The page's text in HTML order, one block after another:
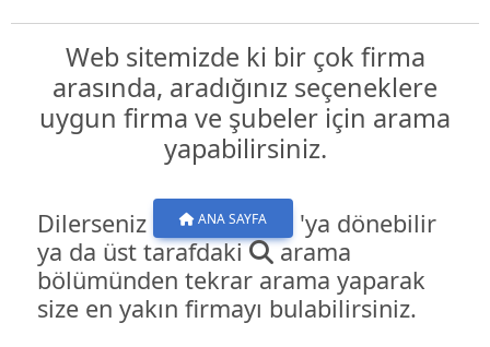
Web sitemizde ki bir çok firma
arasında, aradığınız seçeneklere
uygun firma ve şubeler için arama
yapabilirsiniz.
Dilerseniz ANA SAYFA
'ya dönebilir
ya da üst tarafdaki
arama
bölümünden tekrar arama yaparak
size en yakın firmayı bulabilirsiniz.